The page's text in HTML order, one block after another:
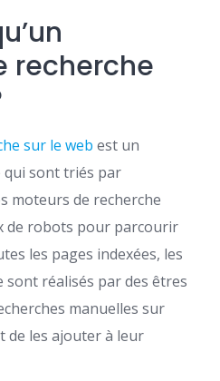
recherche
sur le web est un
qui sont triés par
moteurs de recherche
de robots pour parcourir
les pages indexées, les
sont réalisés par des êtres
manuelles sur
de les ajouter à leur